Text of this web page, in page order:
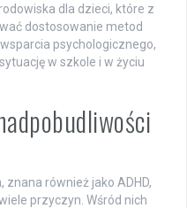
dla dzieci, które z
dostosowanie metod
psychologicznego,
w szkole i w życiu
również jako ADHD,
przyczyn. Wśród nich